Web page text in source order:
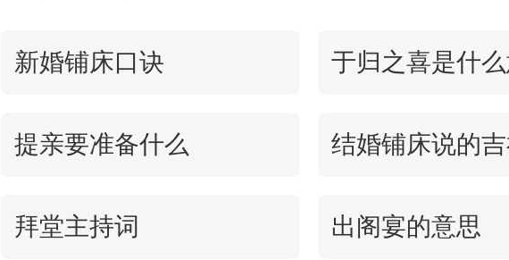
新婚铺床口诀 于归之喜是什
提亲要准备什么 结婚铺床说的
拜堂主持词 出阁宴的意思